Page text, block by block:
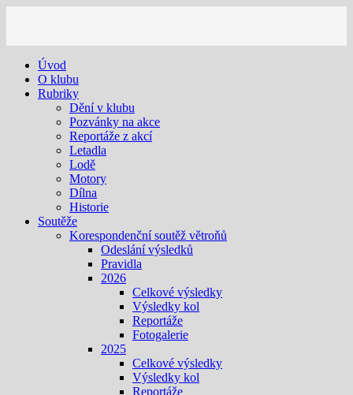
Úvod
O klubu
Rubriky
Dění v klubu
Pozvánky na akce
Reportáže z akcí
Letadla
Lodě
Motory
Dílna
Historie
Soutěže
Korespondenční soutěž větroňů
Odeslání výsledků
Pravidla
2026
Celkové výsledky
Výsledky kol
Reportáže
Fotogalerie
2025
Celkové výsledky
Výsledky kol
Reportáže